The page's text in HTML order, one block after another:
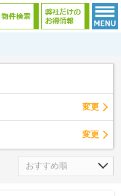
変更
変更